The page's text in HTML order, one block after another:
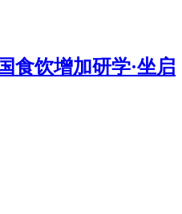
食饮增加研学·坐启